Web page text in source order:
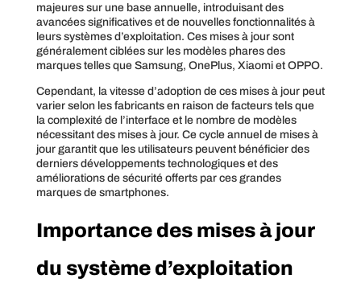
majeures sur une base annuelle, introduisant des
avancées significatives et de nouvelles fonctionnalités à
leurs systèmes d’exploitation. Ces mises à jour sont
généralement ciblées sur les modèles phares des
marques telles que Samsung, OnePlus, Xiaomi et OPPO.
Cependant, la vitesse d’adoption de ces mises à jour peut
varier selon les fabricants en raison de facteurs tels que
la complexité de l’interface et le nombre de modèles
nécessitant des mises à jour. Ce cycle annuel de mises à
jour garantit que les utilisateurs peuvent bénéficier des
derniers développements technologiques et des
améliorations de sécurité offerts par ces grandes
marques de smartphones.
Importance des mises à jour
du système d’exploitation